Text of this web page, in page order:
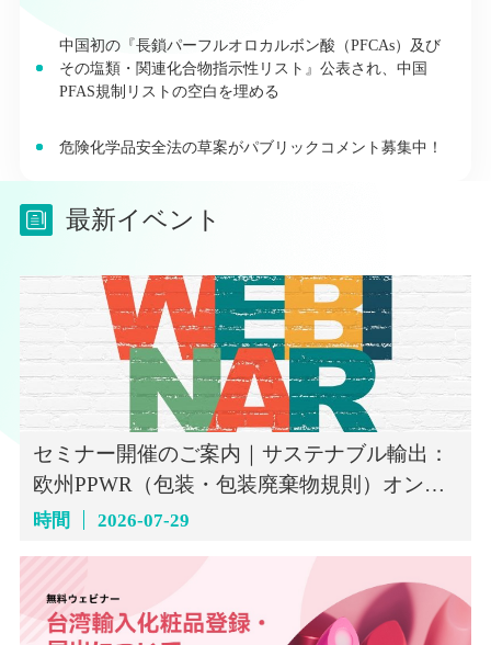
中国初の『長鎖パーフルオロカルボン酸（PFCAs）及び
その塩類・関連化合物指示性リスト』公表され、中国
PFAS規制リストの空白を埋める
危険化学品安全法の草案がパブリックコメント募集中！
最新イベント
セミナー開催のご案内｜サステナブル輸出：
欧州PPWR（包装・包装廃棄物規則）オンラ
インセミナー（7月29日）
時間 2026-07-29